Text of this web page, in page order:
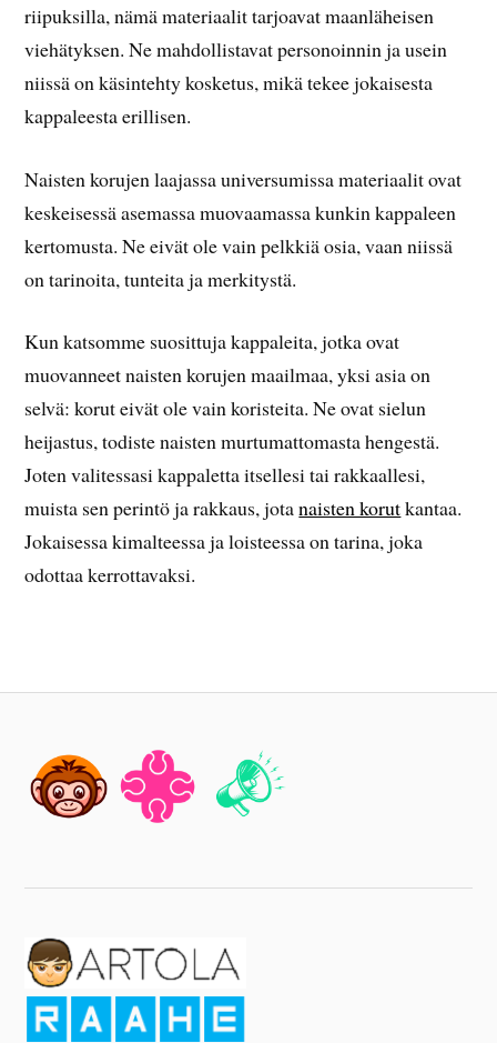
riipuksilla, nämä materiaalit tarjoavat maanläheisen
viehätyksen. Ne mahdollistavat personoinnin ja usein
niissä on käsintehty kosketus, mikä tekee jokaisesta
kappaleesta erillisen.
Naisten korujen laajassa universumissa materiaalit ovat
keskeisessä asemassa muovaamassa kunkin kappaleen
kertomusta. Ne eivät ole vain pelkkiä osia, vaan niissä
on tarinoita, tunteita ja merkitystä.
Kun katsomme suosittuja kappaleita, jotka ovat
muovanneet naisten korujen maailmaa, yksi asia on
selvä: korut eivät ole vain koristeita. Ne ovat sielun
heijastus, todiste naisten murtumattomasta hengestä.
Joten valitessasi kappaletta itsellesi tai rakkaallesi,
muista sen perintö ja rakkaus, jotanaisten korutkantaa.
Jokaisessa kimalteessa ja loisteessa on tarina, joka
odottaa kerrottavaksi.